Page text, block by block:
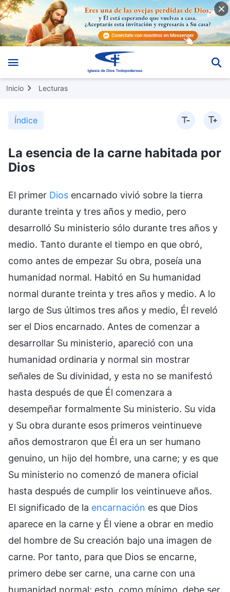
Inicio Lecturas
Índice
La esencia de la carne habitada por
Dios
El primer Dios encarnado vivió sobre la tierra
durante treinta y tres años y medio, pero
desarrolló Su ministerio sólo durante tres años y
medio. Tanto durante el tiempo en que obró,
como antes de empezar Su obra, poseía una
humanidad normal. Habitó en Su humanidad
normal durante treinta y tres años y medio. A lo
largo de Sus últimos tres años y medio, Él reveló
ser el Dios encarnado. Antes de comenzar a
desarrollar Su ministerio, apareció con una
humanidad ordinaria y normal sin mostrar
señales de Su divinidad, y esta no se manifestó
hasta después de que Él comenzara a
desempeñar formalmente Su ministerio. Su vida
y Su obra durante esos primeros veintinueve
años demostraron que Él era un ser humano
genuino, un hijo del hombre, una carne; y es que
Su ministerio no comenzó de manera oficial
hasta después de cumplir los veintinueve años.
El significado de la encarnación es que Dios
aparece en la carne y Él viene a obrar en medio
del hombre de Su creación bajo una imagen de
carne. Por tanto, para que Dios se encarne,
primero debe ser carne, una carne con una
humanidad normal; esto, como mínimo, debe ser